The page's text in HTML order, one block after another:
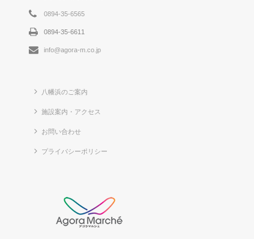
0894-35-6565
0894-35-6611
info@agora-m.co.jp
八幡浜のご案内
施設案内・アクセス
お問い合わせ
プライバシーポリシー